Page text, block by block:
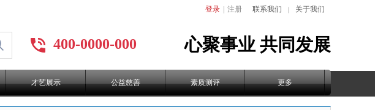
登录 注册 联系我们 关于我们
400-0000-000 心聚事业 共同发展
才艺展示 公益慈善 素质测评 更多